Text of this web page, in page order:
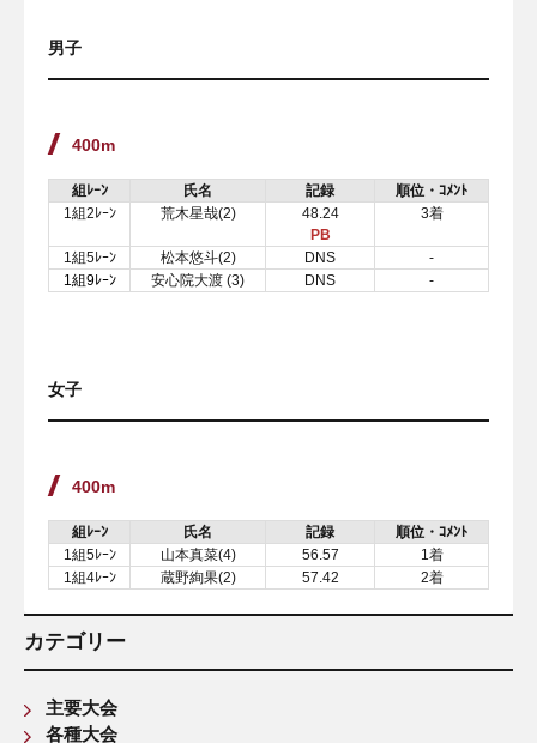
男子
400m
組ﾚｰﾝ 氏名 記録
順位・ｺﾒﾝﾄ
1組2ﾚｰﾝ
荒木星哉(2)
48.24
PB
3着
1組5ﾚｰﾝ 松本悠斗(2) DNS
-
1組9ﾚｰﾝ
安心院大渡 (3) DNS -
女子
400m
組ﾚｰﾝ 氏名 記録
順位・ｺﾒﾝﾄ
1組5ﾚｰﾝ
山本真菜(4) 56.57
1着
1組4ﾚｰﾝ
蔵野絢果(2) 57.42 2着
カテゴリー
主要大会
各種大会